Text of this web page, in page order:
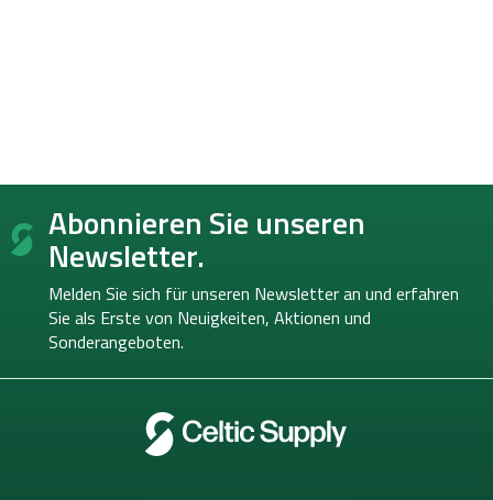
F
ß Abonnieren Sie unseren
Newsletter.
Melden Sie sich für unseren Newsletter an und erfahren
Sie als Erste von Neuigkeiten, Aktionen und
Sonderangeboten.